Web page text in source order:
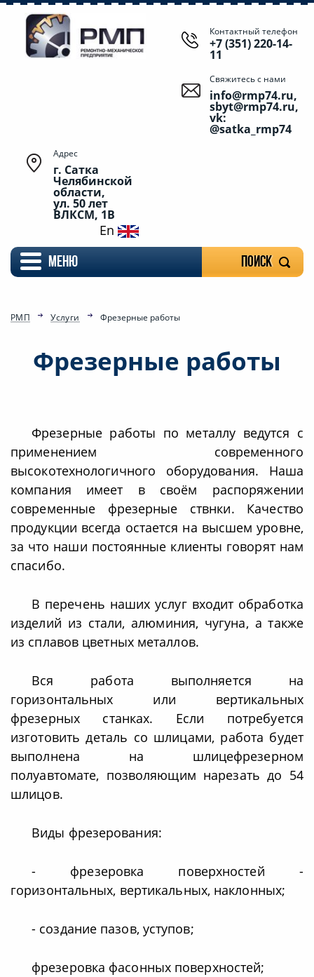
Контактный телефон
+7 (351) 220-14-
11
Свяжитесь с нами
info@rmp74.ru,
sbyt@rmp74.ru,
vk:
@satka_rmp74
Адрес
г. Сатка
Челябинской
области,
ул. 50 лет
ВЛКСМ, 1В
En
меню Поиск
РМП Услуги Фрезерные работы
Фрезерные работы
Фрезерные работы по металлу ведутся с
применением современного
высокотехнологичного оборудования. Наша
компания имеет в своём распоряжении
современные фрезерные ствнки. Качество
продукции всегда остается на высшем уровне,
за что наши постоянные клиенты говорят нам
спасибо.
В перечень наших услуг входит обработка
изделий из стали, алюминия, чугуна, а также
из сплавов цветных металлов.
Вся работа выполняется на
горизонтальных или вертикальных
фрезерных станках. Если потребуется
изготовить деталь со шлицами, работа будет
выполнена на шлицефрезерном
полуавтомате, позволяющим нарезать до 54
шлицов.
Виды фрезерования:
- фрезеровка поверхностей -
горизонтальных, вертикальных, наклонных;
- создание пазов, уступов;
фрезеровка фасонных поверхностей;